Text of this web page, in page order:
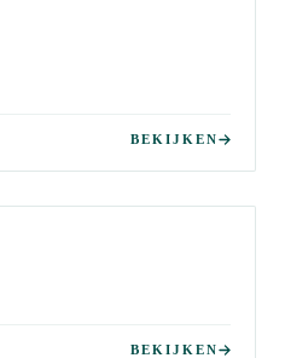
BEKIJKEN
BEKIJKEN